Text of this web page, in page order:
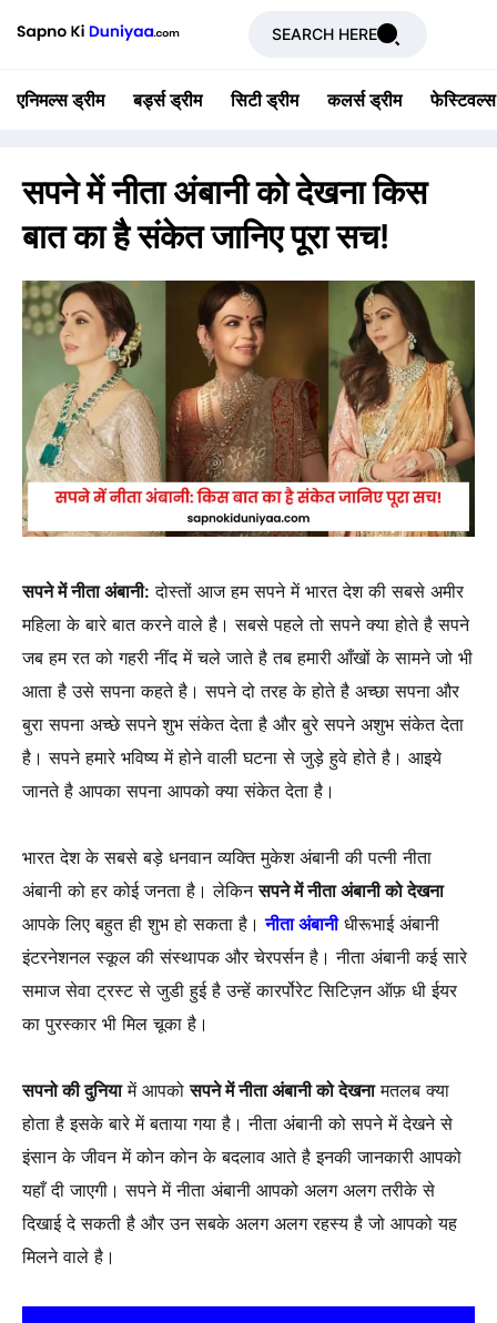
SEARCH HERE
एनिमल्स ड्रीम बर्ड्स ड्रीम सिटी ड्रीम कलर्स ड्रीम फेस्टिवल्स
सपने में नीता अंबानी को देखना किस
बात का है संकेत जानिए पूरा सच!
सपने में नीता अंबानी: दोस्तों आज हम सपने में भारत देश की सबसे अमीर
महिला के बारे बात करने वाले है। सबसे पहले तो सपने क्या होते है सपने
जब हम रत को गहरी नींद में चले जाते है तब हमारी आँखों के सामने जो भी
आता है उसे सपना कहते है। सपने दो तरह के होते है अच्छा सपना और
बुरा सपना अच्छे सपने शुभ संकेत देता है और बुरे सपने अशुभ संकेत देता
है। सपने हमारे भविष्य में होने वाली घटना से जुड़े हुवे होते है। आइये
जानते है आपका सपना आपको क्या संकेत देता है।
भारत देश के सबसे बड़े धनवान व्यक्ति मुकेश अंबानी की पत्नी नीता
अंबानी को हर कोई जनता है। लेकिनसपने में नीता अंबानी को देखना
आपके लिए बहुत ही शुभ हो सकता है।नीता अंबानीधीरूभाई अंबानी
इंटरनेशनल स्कूल की संस्थापक और चेरपर्सन है। नीता अंबानी कई सारे
समाज सेवा ट्रस्ट से जुडी हुई है उन्हें कारर्पोरेट सिटिज़न ऑफ़ धी ईयर
का पुरस्कार भी मिल चूका है।
सपनो की दुनियामें आपकोसपने में नीता अंबानी को देखनामतलब क्या
होता है इसके बारे में बताया गया है। नीता अंबानी को सपने में देखने से
इंसान के जीवन में कोन कोन के बदलाव आते है इनकी जानकारी आपको
यहाँ दी जाएगी। सपने में नीता अंबानी आपको अलग अलग तरीके से
दिखाई दे सकती है और उन सबके अलग अलग रहस्य है जो आपको यह
मिलने वाले है।